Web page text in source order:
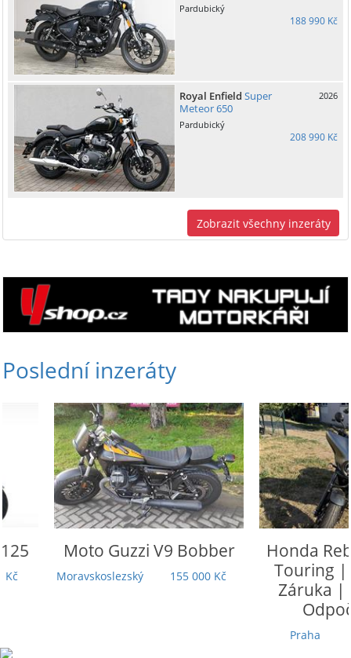
Pardubický
188 990 Kč
Royal Enfield Super
Meteor 650
2026
Pardubický
208 990 Kč
Zobrazit všechny inzeráty
Poslední inzeráty
Moto GuzziV9 Bobber
Moravskoslezský 155 000 Kč
HondaRebel
Touring | 5
Záruka | TOP
Odpočet